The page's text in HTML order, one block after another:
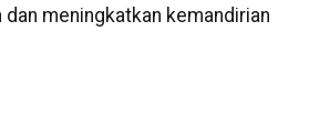
meningkatkan kemandirian